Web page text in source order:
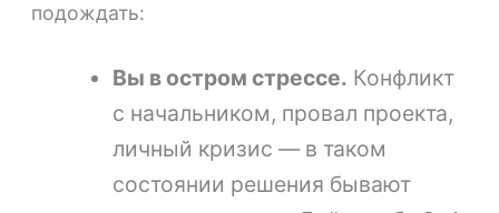
подождать:
Вы в остром стрессе. Конфликт
с начальником, провал проекта,
личный кризис — в таком
состоянии решения бывают